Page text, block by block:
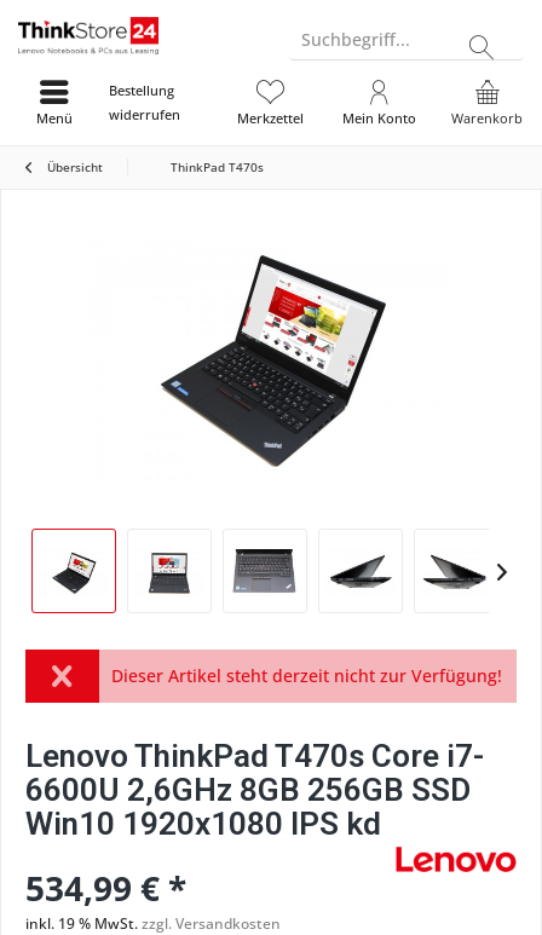
Suchbegriff...
Bestellung
widerrufen
Warenkorb
Merkzettel Mein Konto
Menü
Übersicht ThinkPad T470s
Dieser Artikel steht derzeit nicht zur Verfügung!
Lenovo ThinkPad T470s Core i7-
6600U 2,6GHz 8GB 256GB SSD
Win10 1920x1080 IPS kd
534,99 € *
inkl. 19 % MwSt.zzgl. Versandkosten